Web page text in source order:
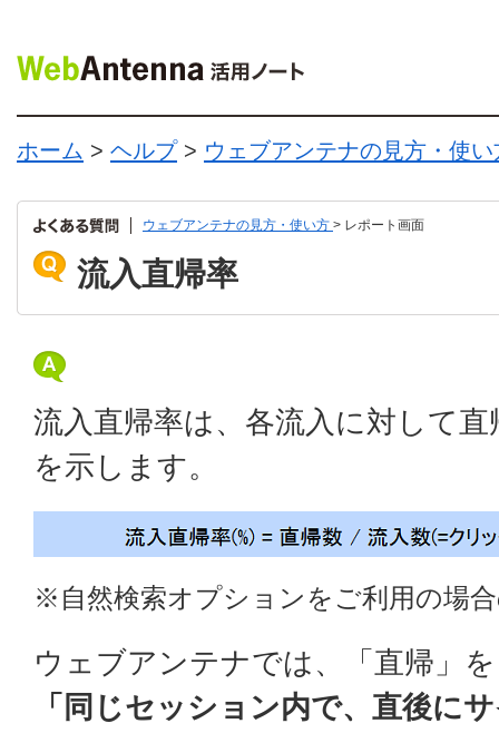
ホーム > ヘルプ> ウェブアンテナの見方・使い
ウェブアンテナの見方・使い方 > レポート画面
流入直帰率
流入直帰率は、各流入に対して
を示します。
※自然検索オプションをご利用の場
ウェブアンテナでは、「直帰」を
「同じセッション内で、直後に